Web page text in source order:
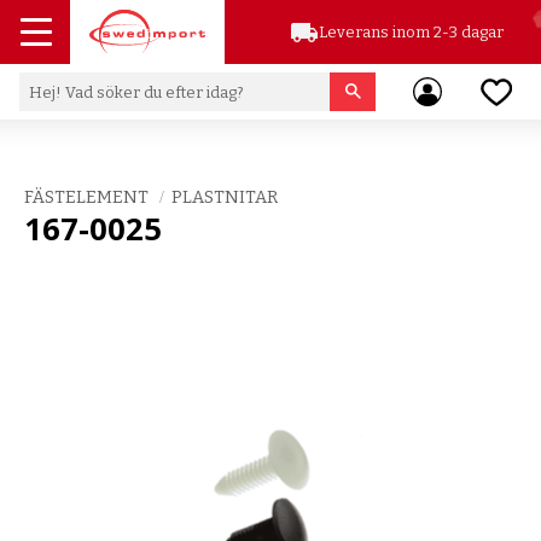
Meny
local_shippingLeverans inom 2-3 dagar
FÄSTELEMENT PLASTNITAR
167-0025